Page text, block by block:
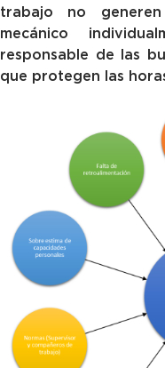
trabajo no
mecánico
responsable de las
que protegen las